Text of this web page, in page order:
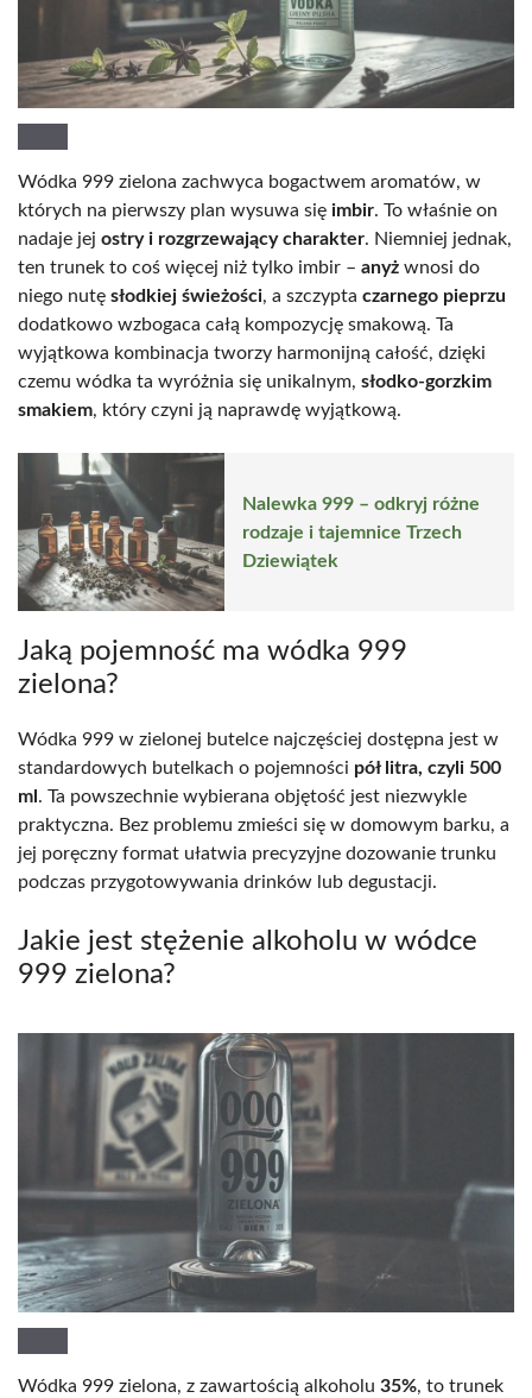
Wódka 999 zielona zachwyca bogactwem aromatów, w
których na pierwszy plan wysuwa się imbir. To właśnie on
nadaje jej ostry i rozgrzewający charakter. Niemniej jednak,
ten trunek to coś więcej niż tylko imbir – anyż wnosi do
niego nutę słodkiej świeżości, a szczypta czarnego pieprzu
dodatkowo wzbogaca całą kompozycję smakową. Ta
wyjątkowa kombinacja tworzy harmonijną całość, dzięki
czemu wódka ta wyróżnia się unikalnym, słodko-gorzkim
smakiem, który czyni ją naprawdę wyjątkową.
Nalewka 999 – odkryj różne
rodzaje i tajemnice Trzech
Dziewiątek
Jaką pojemność ma wódka 999
zielona?
Wódka 999 w zielonej butelce najczęściej dostępna jest w
standardowych butelkach o pojemności pół litra, czyli 500
ml . Ta powszechnie wybierana objętość jest niezwykle
praktyczna. Bez problemu zmieści się w domowym barku, a
jej poręczny format ułatwia precyzyjne dozowanie trunku
podczas przygotowywania drinków lub degustacji.
Jakie jest stężenie alkoholu w wódce
999 zielona?
Wódka 999 zielona, z zawartością alkoholu 35%, to trunek